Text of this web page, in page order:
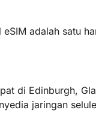
adalah satu
di Edinburgh,
jaringan